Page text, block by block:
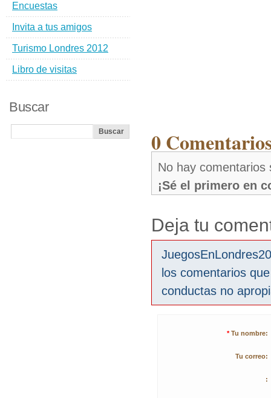
0
No hay comentarios
¡Sé el primero en
Deja tu
los comentarios
conductas no
* Tu nombre:
Tu correo:
:
Encuestas
Invita a tus amigos
Turismo Londres 2012
Libro de visitas
Buscar